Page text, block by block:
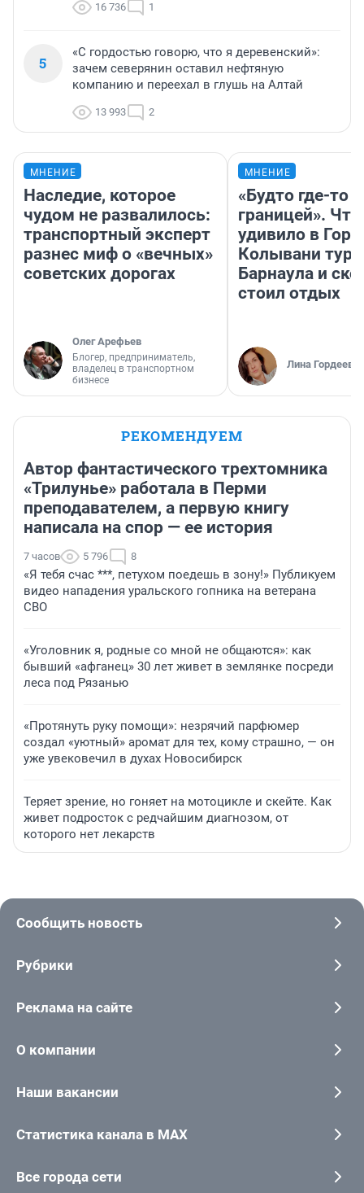
16 736 1
5
«С гордостью говорю, что я деревенский»:
зачем северянин оставил нефтяную
компанию и переехал в глушь на Алтай
13 993 2
МНЕНИЕ
Наследие, которое
чудом не развалилось:
транспортный эксперт
разнес миф о «вечных»
советских дорогах
Олег Арефьев
Блогер, предприниматель,
владелец в транспортном
бизнесе
МНЕНИЕ
«Будто где-то
границей». Что
удивило в
Колывани
Барнаула и
стоил отдых
Лина Гордеева
РЕКОМЕНДУЕМ
Автор фантастического трехтомника
«Трилунье» работала в Перми
преподавателем, а первую книгу
написала на спор — ее история
7 часов 5 796 8
«Я тебя счас ***, петухом поедешь в зону!» Публикуем
видео нападения уральского гопника на ветерана
СВО
«Уголовник я, родные со мной не общаются»: как
бывший «афганец» 30 лет живет в землянке посреди
леса под Рязанью
«Протянуть руку помощи»: незрячий парфюмер
создал «уютный» аромат для тех, кому страшно, — он
уже увековечил в духах Новосибирск
Теряет зрение, но гоняет на мотоцикле и скейте. Как
живет подросток с редчайшим диагнозом, от
которого нет лекарств
Сообщить новость
Рубрики
Реклама на сайте
О компании
Наши вакансии
Статистика канала в MAX
Все города сети